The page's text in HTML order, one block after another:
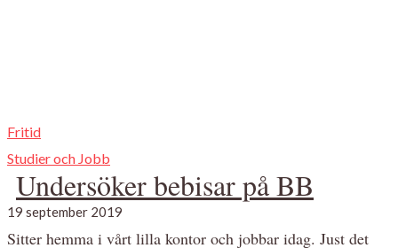
Fritid
Studier och Jobb
Undersöker bebisar på BB
19 september 2019
Sitter hemma i vårt lilla kontor och jobbar idag. Just det